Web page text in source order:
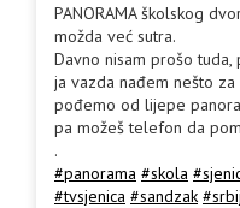
PANORAMA školskog
možda već sutra.
Davno nisam prošo
ja vazda nađem nešto
pođemo od lijepe
pa možeš telefon da
.
#panorama #skola
#tvsjenica #sandzak